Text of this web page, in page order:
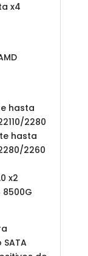
x4
hasta
2280
hasta
2260
x2